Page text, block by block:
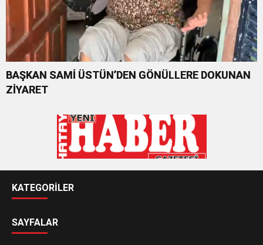
BAŞKAN SAMİ ÜSTÜN’DEN GÖNÜLLERE DOKUNAN
ZİYARET
KATEGORİLER
SAYFALAR